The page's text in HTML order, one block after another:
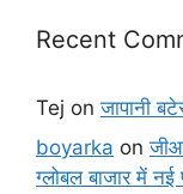
Recent
Tej onजापानी
boyarka on
ग्लोबल बाजार में नई